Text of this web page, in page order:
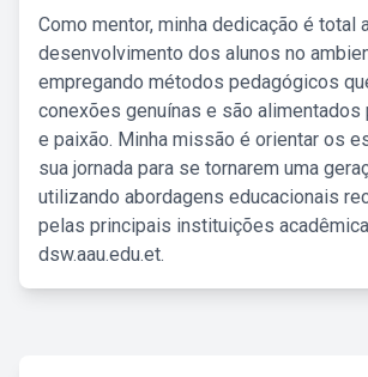
Como mentor, minha dedicação é total
desenvolvimento dos alunos no
empregando métodos pedagógicos
conexões genuínas e são alimentados
e paixão. Minha missão é orientar os
sua jornada para se tornarem uma
utilizando abordagens educacionais
pelas principais instituições
dsw.aau.edu.et.